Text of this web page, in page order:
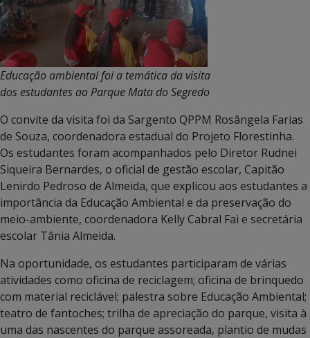
Educação ambiental foi a temática da visita
dos estudantes ao Parque Mata do Segredo
O convite da visita foi da Sargento QPPM Rosângela Farias
de Souza, coordenadora estadual do Projeto Florestinha.
Os estudantes foram acompanhados pelo Diretor Rudnei
Siqueira Bernardes, o oficial de gestão escolar, Capitão
Lenirdo Pedroso de Almeida, que explicou aos estudantes a
importância da Educação Ambiental e da preservação do
meio-ambiente, coordenadora Kelly Cabral Fai e secretária
escolar Tânia Almeida.
Na oportunidade, os estudantes participaram de várias
atividades como oficina de reciclagem; oficina de brinquedo
com material reciclável; palestra sobre Educação Ambiental;
teatro de fantoches; trilha de apreciação do parque, visita à
uma das nascentes do parque assoreada, plantio de mudas